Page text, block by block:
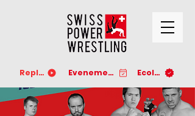
Replay Evenements Ecoles